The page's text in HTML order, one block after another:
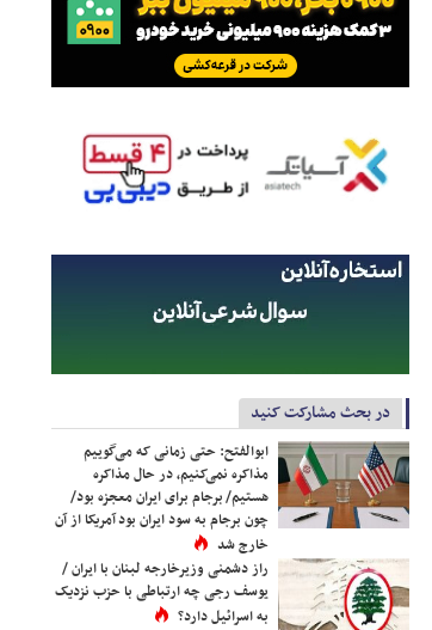
در بحث مشارکت کنید
ابوالفتح: حتی زمانی که می‌گوییم
مذاکره نمی‌کنیم، در حال مذاکره
هستیم/ برجام برای ایران معجزه بود/
چون برجام به سود ایران بود آمریکا از آن
خارج شد
راز دشمنی وزیرخارجه لبنان با ایران /
یوسف رجی چه ارتباطی با حزب نزدیک
به اسرائیل دارد؟